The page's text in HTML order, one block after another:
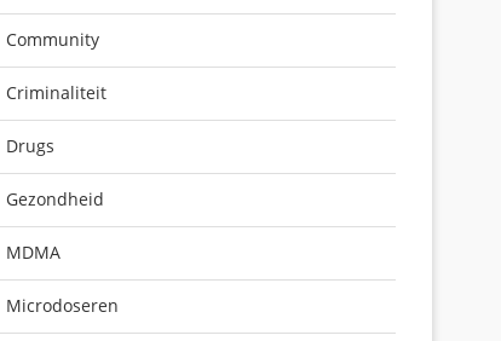
Community
Criminaliteit
Drugs
Gezondheid
MDMA
Microdoseren